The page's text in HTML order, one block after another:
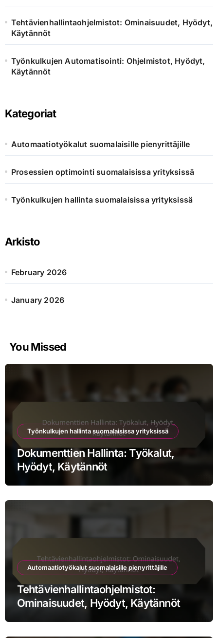
Tehtävienhallintaohjelmistot: Ominaisuudet, Hyödyt,
Käytännöt
Työnkulkujen Automatisointi: Ohjelmistot, Hyödyt,
Käytännöt
Kategoriat
Automaatiotyökalut suomalaisille pienyrittäjille
Prosessien optimointi suomalaisissa yrityksissä
Työnkulkujen hallinta suomalaisissa yrityksissä
Arkisto
February 2026
January 2026
You Missed
Työnkulkujen hallinta suomalaisissa yrityksissä
Dokumenttien Hallinta: Työkalut,
Hyödyt, Käytännöt
Automaatiotyökalut suomalaisille pienyrittäjille
Tehtävienhallintaohjelmistot:
Ominaisuudet, Hyödyt, Käytännöt